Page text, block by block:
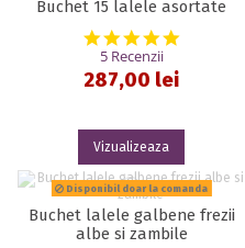
Buchet 15 lalele asortate
5.0 star
5 Recenzii
287,00 lei
Vizualizeaza
Disponibil doar la comanda
Buchet lalele galbene frezii
albe si zambile